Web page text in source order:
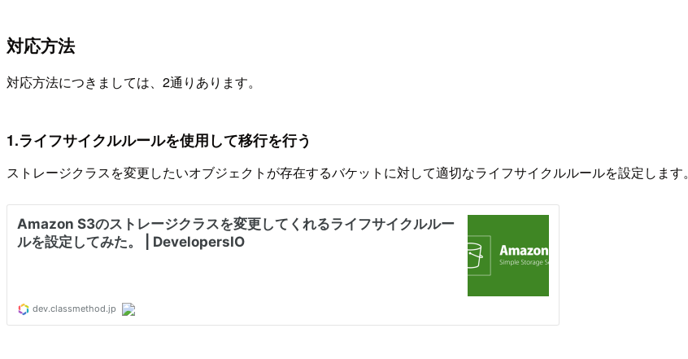
対応方法
対応方法につきましては、2通りあります。
1.ライフサイクルルールを使用して移行を行う
ストレージクラスを変更したいオブジェクトが存在するバケットに対して適切なライフサイクルルールを設定します。